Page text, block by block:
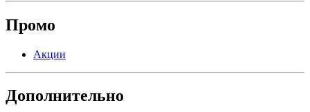
Промо
Акции
Дополнительно